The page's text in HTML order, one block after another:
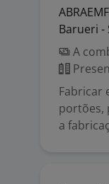
Barueri -
A
Fabricar
portões,
a